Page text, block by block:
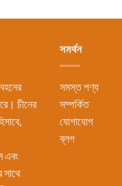
চীনের
এবং
সমর্থন
সমস্ত পণ্য
সম্পর্কিত
যোগাযোগ
ব্লগ